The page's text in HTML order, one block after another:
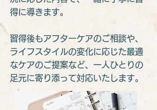
得に導きます。
習得後もアフターケアのご相談や、
ライフスタイルの変化に応じた最適
なケアのご提案など、一人ひとりの
足元に寄り添って対応いたします。